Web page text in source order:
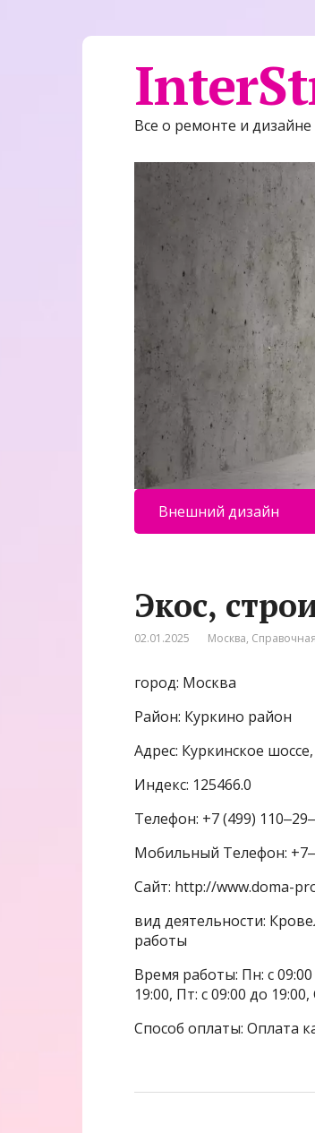
Все о ремонте и дизайне
Внешний дизайн
Экос,
02.01.2025 Москва, Справочная
город: Москва
Район: Куркино район
Адрес: Куркинское
Индекс: 125466.0
Телефон: +7 (499)
Мобильный Телефон:
Сайт: http://www.doma-
вид деятельности:
работы
Время работы: Пн: с 09:00
19:00, Пт: с 09:00 до
Способ оплаты: Оплата